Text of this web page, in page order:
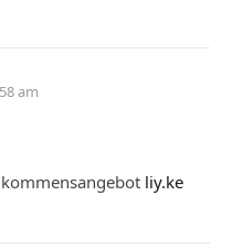
am
liy.ke